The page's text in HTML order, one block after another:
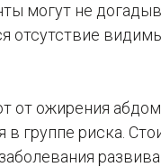
могут не
отсутствие
от ожирения
группе риска.